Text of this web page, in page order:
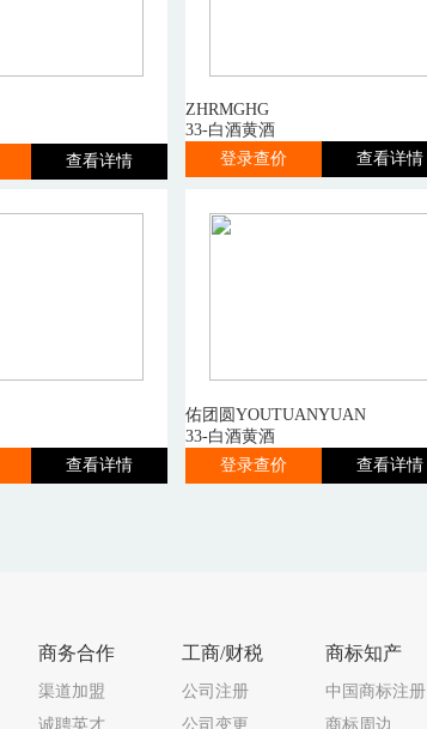
查看详情
ZHRMGHG
33-白酒黄酒
登录查价
查看详情
查看详情
佑团圆YOUTUANYUAN
33-白酒黄酒
登录查价
查看详情
商务合作
渠道加盟
诚聘英才
工商/财税
公司注册
公司变更
商标知产
中国商标注册
商标周边